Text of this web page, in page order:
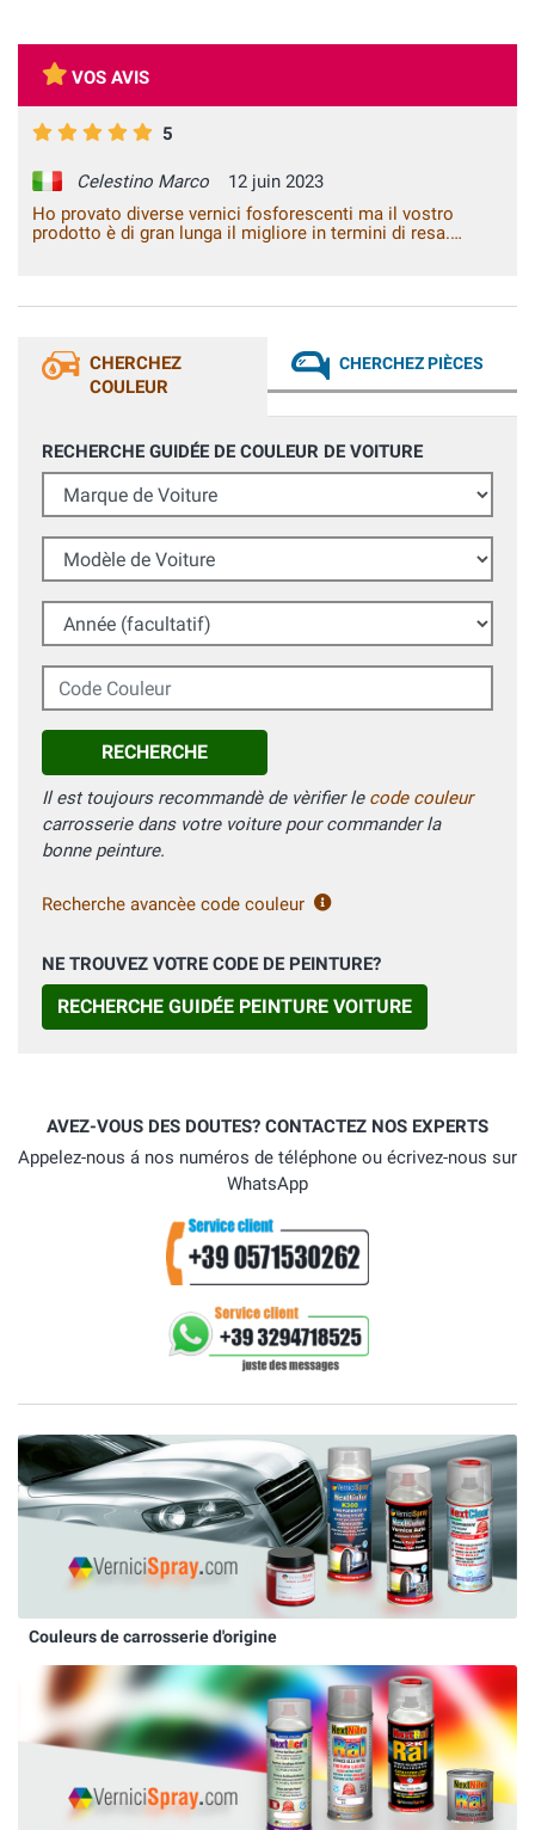
VOS AVIS
5
Celestino Marco
12 juin 2023
Ho provato diverse vernici fosforescenti ma il vostro
prodotto è di gran lunga il migliore in termini di resa.
CHERCHEZ
COULEUR
CHERCHEZ PIÈCES
RECHERCHE GUIDÉE DE COULEUR DE VOITURE
Marque de Voiture
Modèle de Voiture
Année (facultatif)
Code Couleur
RECHERCHE
Il est toujours recommandè de vèrifier le code couleur
carrosserie dans votre voiture pour commander la
bonne peinture.
Recherche avancèe code couleur
NE TROUVEZ VOTRE CODE DE PEINTURE?
RECHERCHE GUIDÉE PEINTURE VOITURE
AVEZ-VOUS DES DOUTES? CONTACTEZ NOS EXPERTS
Appelez-nous á nos numéros de téléphone ou écrivez-nous sur
WhatsApp
Couleurs de carrosserie d'origine